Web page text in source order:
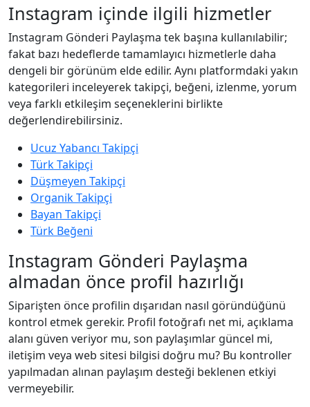
Instagram içinde ilgili hizmetler
Instagram Gönderi Paylaşma tek başına kullanılabilir;
fakat bazı hedeflerde tamamlayıcı hizmetlerle daha
dengeli bir görünüm elde edilir. Aynı platformdaki yakın
kategorileri inceleyerek takipçi, beğeni, izlenme, yorum
veya farklı etkileşim seçeneklerini birlikte
değerlendirebilirsiniz.
Ucuz Yabancı Takipçi
Türk Takipçi
Düşmeyen Takipçi
Organik Takipçi
Bayan Takipçi
Türk Beğeni
Instagram Gönderi Paylaşma
almadan önce profil hazırlığı
Siparişten önce profilin dışarıdan nasıl göründüğünü
kontrol etmek gerekir. Profil fotoğrafı net mi, açıklama
alanı güven veriyor mu, son paylaşımlar güncel mi,
iletişim veya web sitesi bilgisi doğru mu? Bu kontroller
yapılmadan alınan paylaşım desteği beklenen etkiyi
vermeyebilir.